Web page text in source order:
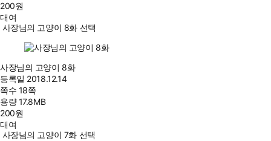
200원
대여
사장님의 고양이 8화 선택
사장님의 고양이 8화
등록일 2018.12.14
쪽수 18쪽
용량17.8MB
200원
대여
사장님의 고양이 7화 선택